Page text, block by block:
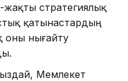
стратегиялық
қатынастардың
оны нығайту
Мемлекет